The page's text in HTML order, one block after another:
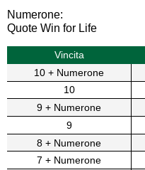
Numerone:
Quote Win for Life
Vincita
10 + Numerone
10
9 + Numerone
9
8 + Numerone
7 + Numerone